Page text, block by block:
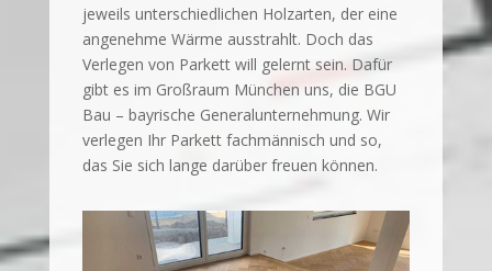
jeweils unterschiedlichen Holzarten, der eine
angenehme Wärme ausstrahlt. Doch das
Verlegen von Parkett will gelernt sein. Dafür
gibt es im Großraum München uns, die BGU
Bau – bayrische Generalunternehmung. Wir
verlegen Ihr Parkett fachmännisch und so,
das Sie sich lange darüber freuen können.